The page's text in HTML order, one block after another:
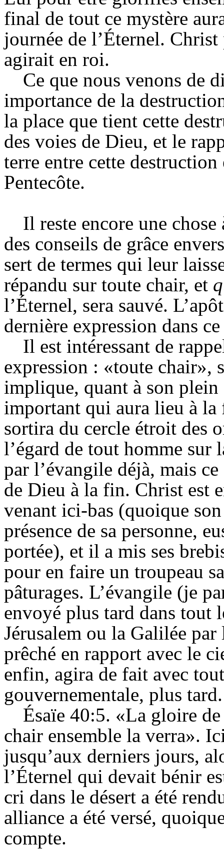
final de tout ce mystère
journée de l’Éternel.
agirait en roi.
Ce que nous venons de
importance de la
la place que tient cette
des voies de Dieu, et le
terre entre cette
Pentecôte.
Il reste encore une
des conseils de grâce
sert de termes qui leur
répandu sur toute chair, et
l’Éternel, sera sauvé.
dernière expression dans ce
Il est intéressant de
expression : «toute chair»,
implique, quant à son
important qui aura lieu à
sortira du cercle étroit des
l’égard de tout homme sur
par l’évangile déjà, mais
de Dieu à la fin. Christ est
venant ici-bas (quoique
présence de sa personne,
portée), et il a mis ses
pour en faire un troupeau
pâturages. L’évangile (je
envoyé plus tard dans tout
Jérusalem ou la Galilée
prêché en rapport avec le
enfin, agira de fait avec
gouvernementale, plus tard.
Ésaïe 40:5. «La gloire
chair ensemble la verra».
jusqu’aux derniers jours,
l’Éternel qui devait bénir
cri dans le désert a été
alliance a été versé,
compte.